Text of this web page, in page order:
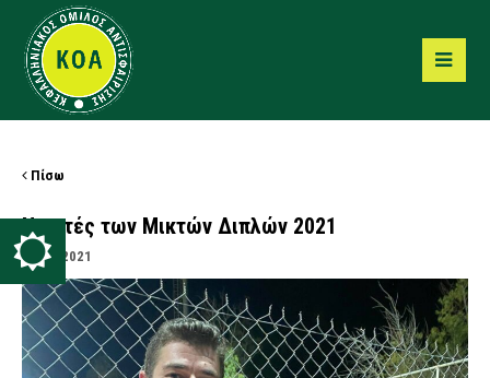
Πίσω
Νικητές των Μικτών Διπλών 2021
30/06/2021